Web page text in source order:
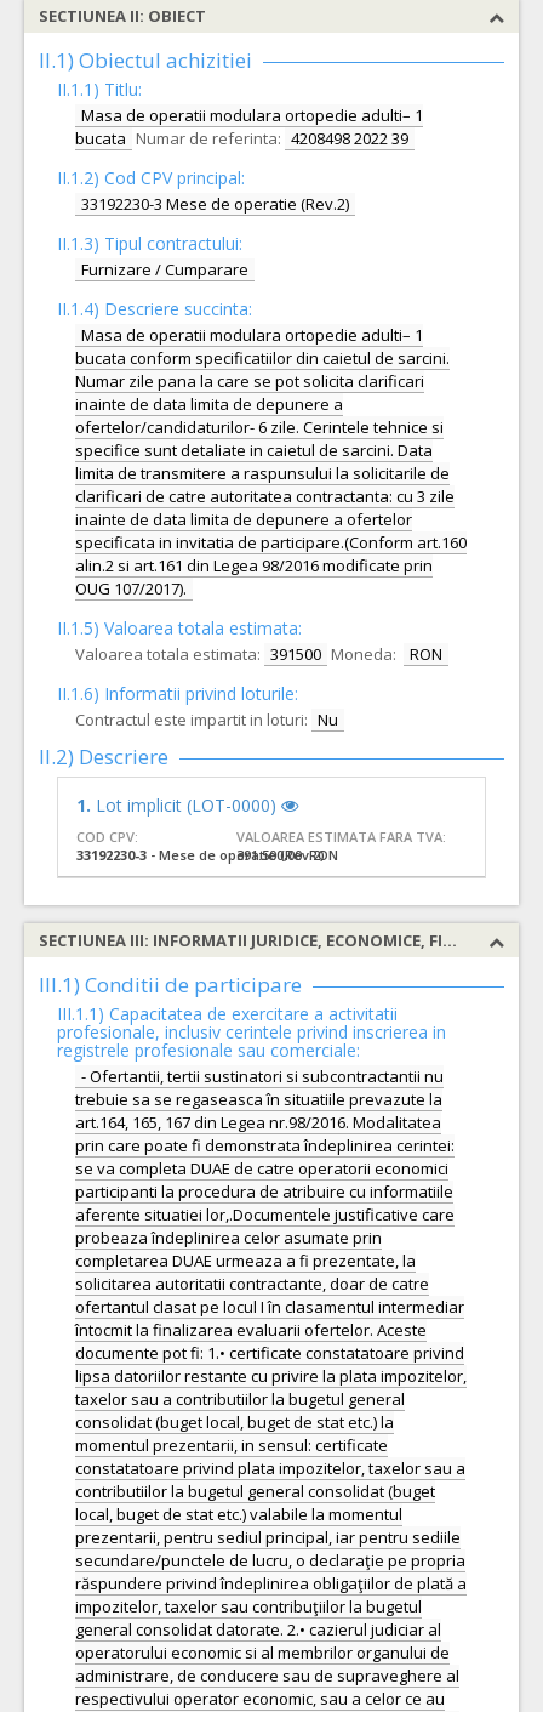
SECTIUNEA II: OBIECT
II.1) Obiectul achizitiei
II.1.1) Titlu:
Masa de operatii modulara ortopedie adulti– 1
bucata Numar de referinta: 4208498 2022 39
II.1.2) Cod CPV principal:
33192230-3 Mese de operatie (Rev.2)
II.1.3) Tipul contractului:
Furnizare / Cumparare
II.1.4) Descriere succinta:
Masa de operatii modulara ortopedie adulti– 1
bucata conform specificatiilor din caietul de sarcini.
Numar zile pana la care se pot solicita clarificari
inainte de data limita de depunere a
ofertelor/candidaturilor- 6 zile. Cerintele tehnice si
specifice sunt detaliate in caietul de sarcini. Data
limita de transmitere a raspunsului la solicitarile de
clarificari de catre autoritatea contractanta: cu 3 zile
inainte de data limita de depunere a ofertelor
specificata in invitatia de participare.(Conform art.160
alin.2 si art.161 din Legea 98/2016 modificate prin
OUG 107/2017).
II.1.5) Valoarea totala estimata:
Valoarea totala estimata: 391500 Moneda: RON
II.1.6) Informatii privind loturile:
Contractul este impartit in loturi: Nu
II.2) Descriere
1. Lot implicit (LOT-0000)
COD CPV:
33192230-3 - Mese de operatie (Rev.2)
VALOAREA ESTIMATA FARA TVA:
391.500,00 RON
SECTIUNEA III: INFORMATII JURIDICE, ECONOMICE, FINANCIARE SI TEHNICE
III.1) Conditii de participare
III.1.1) Capacitatea de exercitare a activitatii
profesionale, inclusiv cerintele privind inscrierea in
registrele profesionale sau comerciale:
- Ofertantii, tertii sustinatori si subcontractantii nu
trebuie sa se regaseasca în situatiile prevazute la
art.164, 165, 167 din Legea nr.98/2016. Modalitatea
prin care poate fi demonstrata îndeplinirea cerintei:
se va completa DUAE de catre operatorii economici
participanti la procedura de atribuire cu informatiile
aferente situatiei lor,.Documentele justificative care
probeaza îndeplinirea celor asumate prin
completarea DUAE urmeaza a fi prezentate, la
solicitarea autoritatii contractante, doar de catre
ofertantul clasat pe locul I în clasamentul intermediar
întocmit la finalizarea evaluarii ofertelor. Aceste
documente pot fi: 1.• certificate constatatoare privind
lipsa datoriilor restante cu privire la plata impozitelor,
taxelor sau a contributiilor la bugetul general
consolidat (buget local, buget de stat etc.) la
momentul prezentarii, in sensul: certificate
constatatoare privind plata impozitelor, taxelor sau a
contributiilor la bugetul general consolidat (buget
local, buget de stat etc.) valabile la momentul
prezentarii, pentru sediul principal, iar pentru sediile
secundare/punctele de lucru, o declaraţie pe propria
răspundere privind îndeplinirea obligaţiilor de plată a
impozitelor, taxelor sau contribuţiilor la bugetul
general consolidat datorate. 2.• cazierul judiciar al
operatorului economic si al membrilor organului de
administrare, de conducere sau de supraveghere al
respectivului operator economic, sau a celor ce au